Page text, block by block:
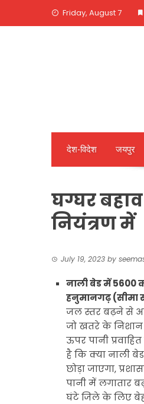
Friday, August 7
देश-विदेश जयपुर
घग्घर
नियंत्रण में
July 19, 2023 by
नाली बेड में 5600
हनुमानगढ़ (सीमा
जल स्तर बढ़ने से
जो खतरे के निशान
ऊपर पानी
है कि क्या नाली
छोड़ा जाएगा,
पानी में लगातार
घंटे जिले के लिए